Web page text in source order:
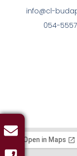
info@cl-
054-